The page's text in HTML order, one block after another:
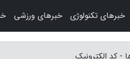
- کد الکترونیک
خبرهای تکنولوژی خبرهای ورزشی